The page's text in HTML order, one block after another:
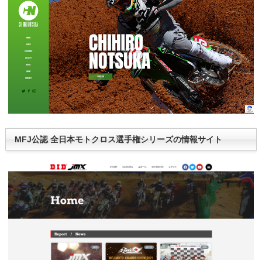
MFJ公認 全日本モトクロス選手権シリーズの情報サイト